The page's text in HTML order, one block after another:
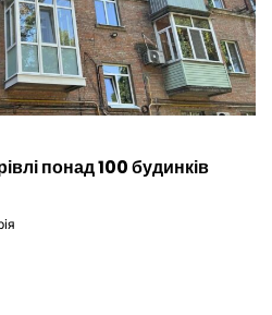
понад 100 будинків